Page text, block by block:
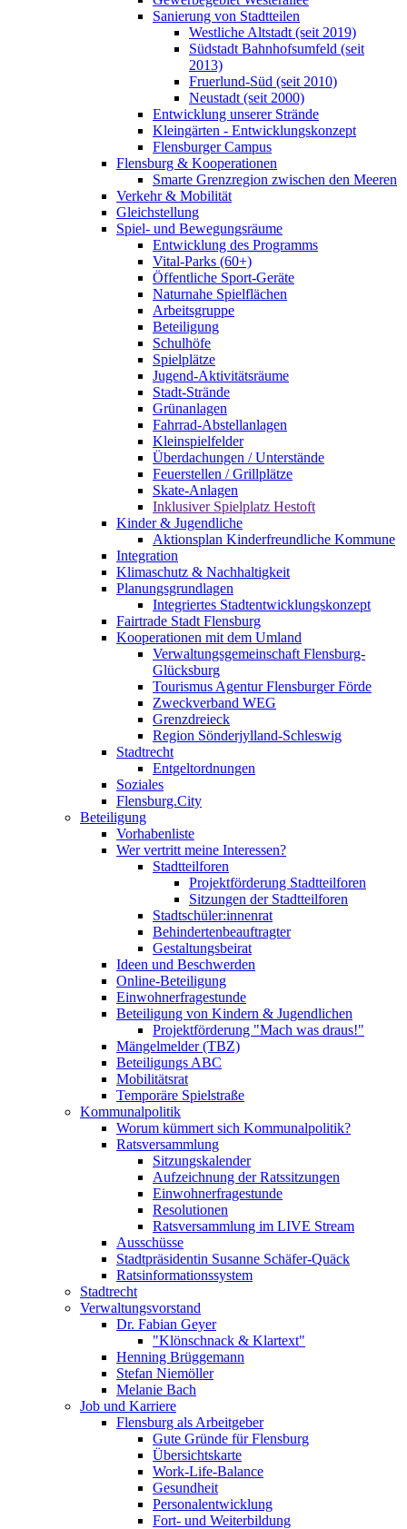
Sanierung von Stadtteilen
Westliche Altstadt (seit 2019)
Südstadt Bahnhofsumfeld (seit
2013)
Fruerlund-Süd (seit 2010)
Neustadt (seit 2000)
Entwicklung unserer Strände
Kleingärten - Entwicklungskonzept
Flensburger Campus
Flensburg & Kooperationen
Smarte Grenzregion zwischen den Meeren
Verkehr & Mobilität
Gleichstellung
Spiel- und Bewegungsräume
Entwicklung des Programms
Vital-Parks (60+)
Öffentliche Sport-Geräte
Naturnahe Spielflächen
Arbeitsgruppe
Beteiligung
Schulhöfe
Spielplätze
Jugend-Aktivitätsräume
Stadt-Strände
Grünanlagen
Fahrrad-Abstellanlagen
Kleinspielfelder
Überdachungen / Unterstände
Feuerstellen / Grillplätze
Skate-Anlagen
Inklusiver Spielplatz Hestoft
Kinder & Jugendliche
Aktionsplan Kinderfreundliche Kommune
Integration
Klimaschutz & Nachhaltigkeit
Planungsgrundlagen
Integriertes Stadtentwicklungskonzept
Fairtrade Stadt Flensburg
Kooperationen mit dem Umland
Verwaltungsgemeinschaft Flensburg-
Glücksburg
Tourismus Agentur Flensburger Förde
Zweckverband WEG
Grenzdreieck
Region Sönderjylland-Schleswig
Stadtrecht
Entgeltordnungen
Soziales
Flensburg.City
Beteiligung
Vorhabenliste
Wer vertritt meine Interessen?
Stadtteilforen
Projektförderung Stadtteilforen
Sitzungen der Stadtteilforen
Stadtschüler:innenrat
Behindertenbeauftragter
Gestaltungsbeirat
Ideen und Beschwerden
Online-Beteiligung
Einwohnerfragestunde
Beteiligung von Kindern & Jugendlichen
Projektförderung "Mach was draus!"
Mängelmelder (TBZ)
Beteiligungs ABC
Mobilitätsrat
Temporäre Spielstraße
Kommunalpolitik
Worum kümmert sich Kommunalpolitik?
Ratsversammlung
Sitzungskalender
Aufzeichnung der Ratssitzungen
Einwohnerfragestunde
Resolutionen
Ratsversammlung im LIVE Stream
Ausschüsse
Stadtpräsidentin Susanne Schäfer-Quäck
Ratsinformationssystem
Stadtrecht
Verwaltungsvorstand
Dr. Fabian Geyer
"Klönschnack & Klartext"
Henning Brüggemann
Stefan Niemöller
Melanie Bach
Job und Karriere
Flensburg als Arbeitgeber
Gute Gründe für Flensburg
Übersichtskarte
Work-Life-Balance
Gesundheit
Personalentwicklung
Fort- und Weiterbildung